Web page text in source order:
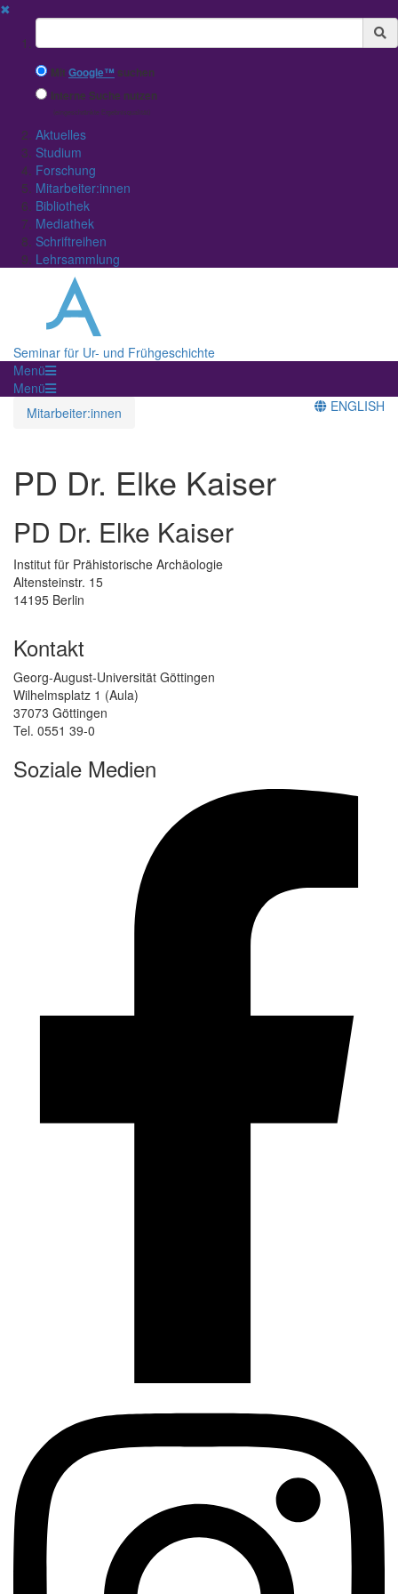
✖
Suchbegriff
MitGoogle™ suchen
Interne Suche nutzen
(eingeschränkte Ergebnisqualität)
Aktuelles
Studium
Forschung
Mitarbeiter:innen
Bibliothek
Mediathek
Schriftreihen
Lehrsammlung
Seminar für Ur- und Frühgeschichte
Menü
Menü
Mitarbeiter:innen
ENGLISH
PD Dr. Elke Kaiser
PD Dr. Elke Kaiser
Institut für Prähistorische Archäologie
Altensteinstr. 15
14195 Berlin
Kontakt
Georg-August-Universität Göttingen
Wilhelmsplatz 1 (Aula)
37073 Göttingen
Tel. 0551 39-0
Soziale Medien